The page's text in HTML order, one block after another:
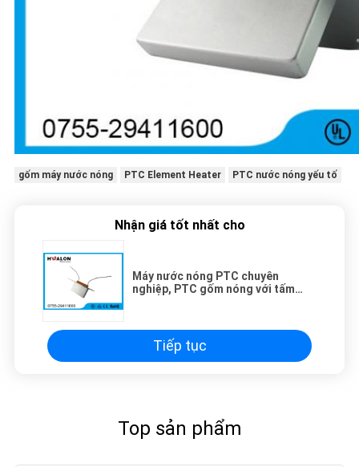
gốm máy nước nóng PTC Element Heater PTC nước nóng yếu tố
Nhận giá tốt nhất cho
Máy nước nóng PTC chuyên
nghiệp, PTC gốm nóng với tấm
Tiếp tục
Top sản phẩm